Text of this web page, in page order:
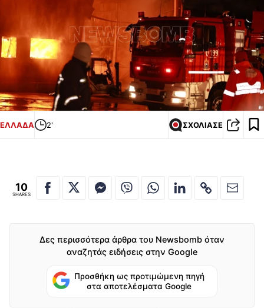
ΕΛΛΑΔΑ 2' ΣΧΟΛΙΑΣΕ
10
SHARES
Δες περισσότερα άρθρα του Newsbomb όταν
αναζητάς ειδήσεις στην Google
Προσθήκη ως προτιμώμενη πηγή
στα αποτελέσματα Google